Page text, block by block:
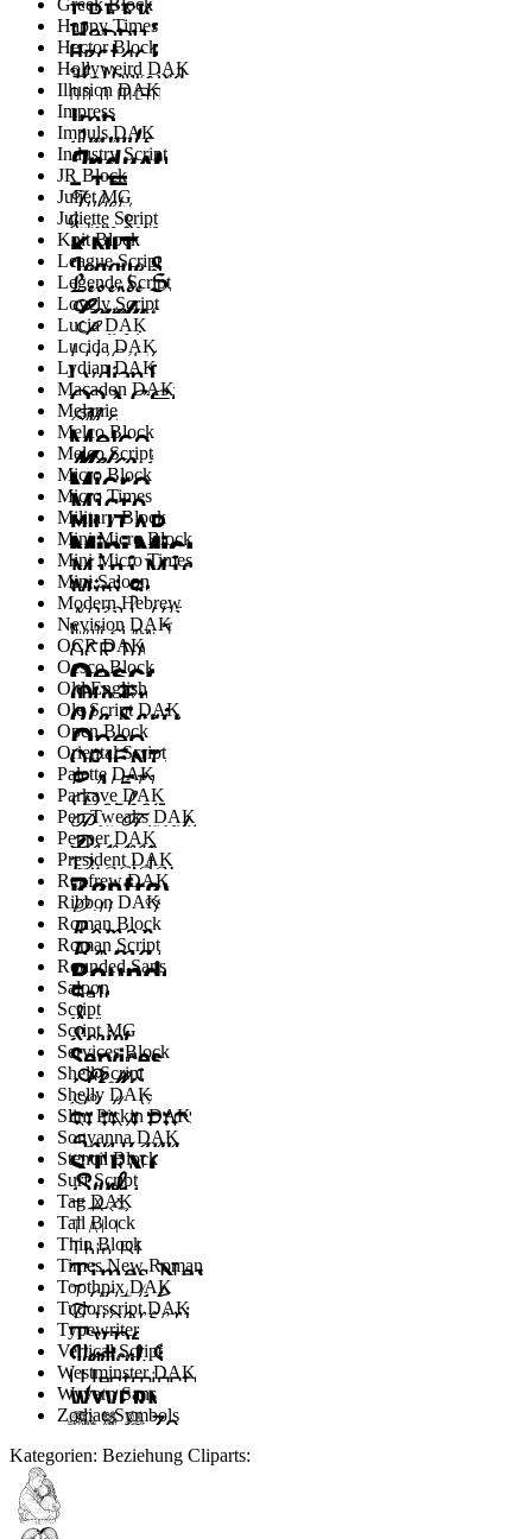
Happy Times
Hector Block
Hollyweird DAK
Illusion DAK
Impress
Impuls DAK
Industry Script
JR Block
Juliet MG
Juliette Script
Knit Block
League Script
Legende Script
Lovely Script
Lucia DAK
Lucida DAK
Lydian DAK
Macadon DAK
Melanie
Melco Block
Melco Script
Micro Block
Micro Times
Military Block
Mini Micro Block
Mini Micro Times
Mini Saloon
Modern Hebrew
Nevision DAK
OCR DAK
Oesco Block
Old English
Ole Script DAK
Open Block
Oriental Script
Palette DAK
Parkave DAK
Pen Tweaks DAK
Pepper DAK
President DAK
Renfrew DAK
Ribbon DAK
Roman Block
Roman Script
Rounded Sans
Saloon
Script
Script MG
Services Block
Shell Script
Shelly DAK
Slim Pickin DAK
Sonyanna DAK
Stencil Block
Surf Script
Tag DAK
Tall Block
Thin Block
Times New Roman
Toothpix DAK
Tudorscript DAK
Typewriter
Vertical Script
Westminster DAK
Wyvern Sans
Zodiac Symbols
Kategorien: Beziehung Cliparts: